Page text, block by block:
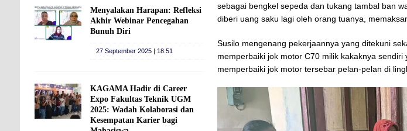
sebagai bengkel sepeda dan tukang tambal ban
diberi uang saku lagi oleh orang tuanya,
Susilo mengenang pekerjaannya yang ditekuni
memperbaiki jok motor C70 milik kakaknya
memperbaiki jok motor tersebar pelan-pelan di
Menyalakan Harapan: Refleksi
Akhir Webinar Pencegahan
Bunuh Diri
27 September 2025 | 18:51
KAGAMA Hadir di Career
Expo Fakultas Teknik UGM
2025: Wadah Kolaborasi dan
Kesempatan Karier bagi